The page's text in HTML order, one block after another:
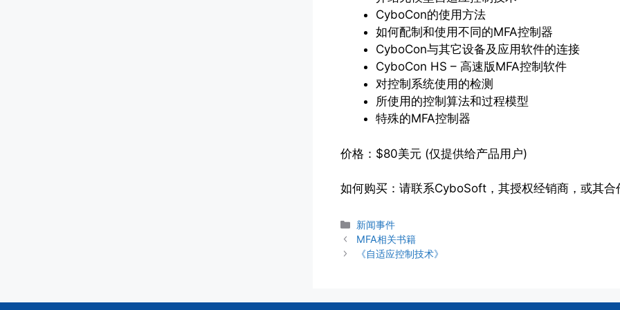
CyboCon的使用方法
如何配制和使用不同的MFA控制器
CyboCon与其它设备及应用软件的连接
CyboCon HS – 高速版MFA控制软件
对控制系统使用的检测
所使用的控制算法和过程模型
特殊的MFA控制器
价格：$80美元 (仅提供给产品用户)
如何购买：请联系CyboSoft，其授权经销商，或其合
分
类
新闻事件
MFA相关书籍
《自适应控制技术》